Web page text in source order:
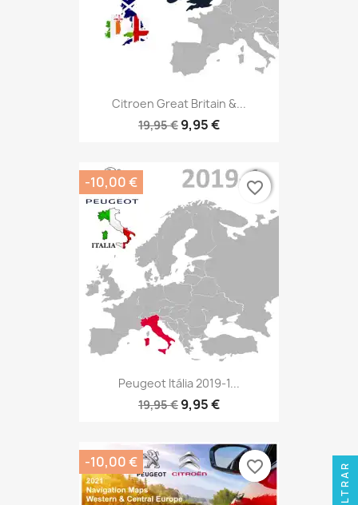
Citroen Great Britain &...
19,95 € 9,95 €
Peugeot Itália 2019-1...
19,95 € 9,95 €
-10,00 € favorite_border
favorite_border
-10,00 € favorite_border
favorite_border FILTRAR